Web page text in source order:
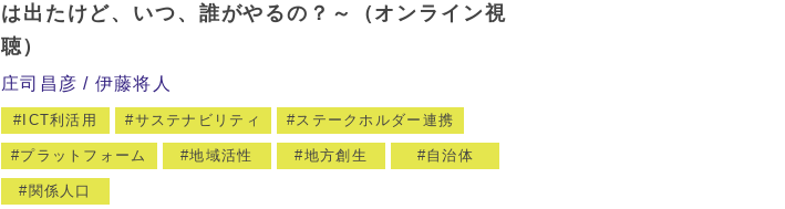
は出たけど、いつ、誰がやるの？～（オンライン視
聴）
庄司昌彦 伊藤将人
ICT利活用 サステナビリティ ステークホルダー連携
プラットフォーム 地域活性 地方創生 自治体
関係人口